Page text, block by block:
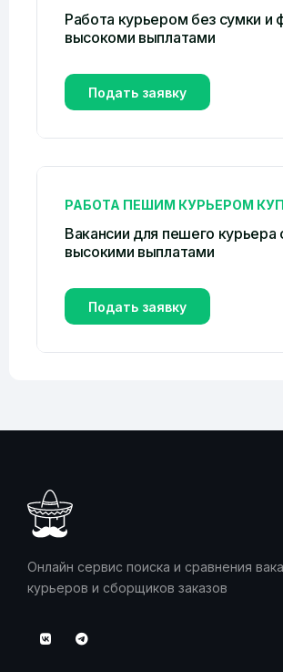
Работа курьером без сумки и
высокоми выплатами
Подать заявку
РАБОТА ПЕШИМ КУРЬЕРОМ
Вакансии для пешего курьера
высокими выплатами
Подать заявку
Онлайн сервис поиска и сравнения
курьеров и сборщиков заказов